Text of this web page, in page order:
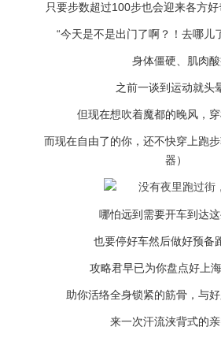
只要步数超过100步也会迎来各方好
“今天是不是出门了啊？！去哪儿
身体僵硬、肌肉酸
之前一谈到运动就头
但现在想吹着魔都的晚风，穿
而现在自由了的你，还不快穿上跑
器）
哪怕远到需要开车到达这
也要停好车然后做好预备
攻略君早已为你盘点好上海
助你活络全身锁紧的筋骨，与
来一次汗流浃背式的亲